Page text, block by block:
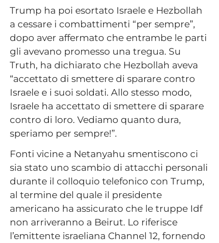
Trump ha poi esortato Israele e Hezbollah
a cessare i combattimenti “per sempre”,
dopo aver affermato che entrambe le parti
gli avevano promesso una tregua. Su
Truth, ha dichiarato che Hezbollah aveva
“accettato di smettere di sparare contro
Israele e i suoi soldati. Allo stesso modo,
Israele ha accettato di smettere di sparare
contro di loro. Vediamo quanto dura,
speriamo per sempre!”.
Fonti vicine a Netanyahu smentiscono ci
sia stato uno scambio di attacchi personali
durante il colloquio telefonico con Trump,
al termine del quale il presidente
americano ha assicurato che le truppe Idf
non arriveranno a Beirut. Lo riferisce
l’emittente israeliana Channel 12, fornendo